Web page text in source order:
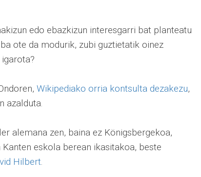
edo ebazkizun interesgarri bat planteatu
ote da modurik, zubi guztietatik oinez
Wikipediako orria kontsulta dezakezu,
azalduta.
alemana zen, baina ez Königsbergekoa,
eskola berean ikasitakoa, beste
Hilbert.